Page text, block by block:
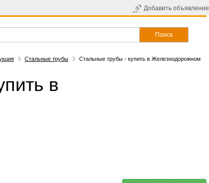
Добавить объявление
Поиск
Стальные трубы Стальные трубы - купить в Железнодорожном
в